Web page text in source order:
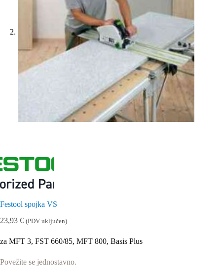
Festool spojka VS
23,93 € (PDV uključen)
za MFT 3, FST 660/85, MFT 800, Basis Plus
Povežite se jednostavno.